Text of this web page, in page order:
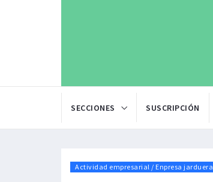
SECCIONES SUSCRIPCIÓN
Actividad empresarial / Enpresa jarduera